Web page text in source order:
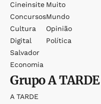
Cineinsite
Concursos
Cultura
Digital
Salvador
Economia
Muito
Mundo
Opinião
Política
GrupoA TARDE
A TARDE